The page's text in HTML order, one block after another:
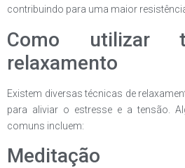
contribuindo para uma maior
Como utilizar
relaxamento
Existem diversas técnicas de
para aliviar o estresse e a tensão.
comuns incluem:
Meditação